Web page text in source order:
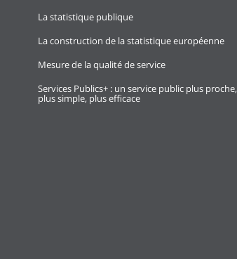
La statistique publique
La construction de la statistique européenne
Mesure de la qualité de service
Services Publics+ : un service public plus proche,
plus simple, plus efficace